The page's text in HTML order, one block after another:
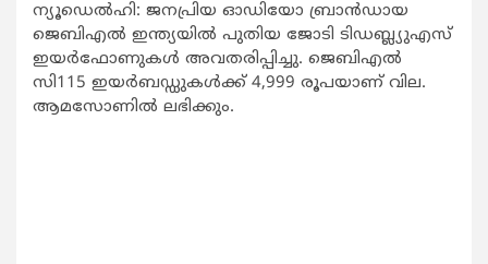
ന്യൂഡെല്‍ഹി: ജനപ്രിയ ഓഡിയോ ബ്രാന്‍ഡായ
ജെബിഎല്‍ ഇന്ത്യയില്‍ പുതിയ ജോടി ടിഡബ്ല്യുഎസ്
ഇയര്‍ഫോണുകള്‍ അവതരിപ്പിച്ചു. ജെബിഎല്‍
സി115 ഇയര്‍ബഡ്ഡുകള്‍ക്ക് 4,999 രൂപയാണ് വില.
ആമസോണില്‍ ലഭിക്കും.